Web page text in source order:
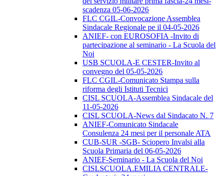
scadenza 05-06-2026
FLC CGIL-Convocazione Assemblea
Sindacale Regionale pe il 04-05-2026
ANIEF- con EUROSOFIA -Invito di
partecipazione al seminario - La Scuola del
Noi
USB SCUOLA-E CESTER-Invito al
convegno del 05-05-2026
FLC CGIL-Comunicato Stampa sulla
riforma degli Istituti Tecnici
CISL SCUOLA-Assemblea Sindacale del
11-05-2026
CISL SCUOLA-News dal Sindacato N. 7
ANIEF-Comunicato Sindacale
Consulenza 24 mesi per il personale ATA
CUB-SUR -SGB- Sciopero Invalsi alla
Scuola Primaria del 06-05-2026
ANIEF-Seminario - La Scuola del Noi
CISLSCUOLA.EMILIA CENTRALE-